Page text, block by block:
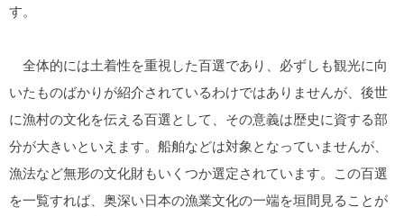
す。
全体的には土着性を重視した百選であり、必ずしも観光に向
いたものばかりが紹介されているわけではありませんが、後世
に漁村の文化を伝える百選として、その意義は歴史に資する部
分が大きいといえます。船舶などは対象となっていませんが、
漁法など無形の文化財もいくつか選定されています。この百選
を一覧すれば、奥深い日本の漁業文化の一端を垣間見ることが